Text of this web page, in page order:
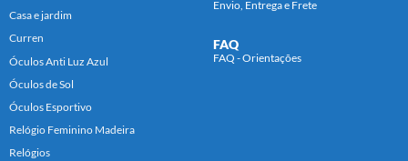
Casa e jardim
Curren
Óculos Anti Luz Azul
Óculos de Sol
Óculos Esportivo
Relógio Feminino Madeira
Relógios
Envio, Entrega e Frete
FAQ
FAQ - Orientações